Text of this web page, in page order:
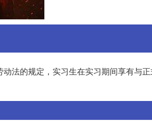
法的规定，实习生在实习期间享有与